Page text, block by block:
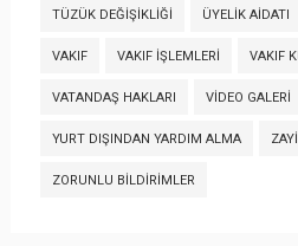
TÜZÜK DEĞIŞIKLIĞI ÜYELIK AIDATI
VAKIF VAKIF İŞLEMLERI VAKIF
VATANDAŞ HAKLARI VIDEO GALERI
YURT DIŞINDAN YARDIM ALMA
ZORUNLU BILDIRIMLER